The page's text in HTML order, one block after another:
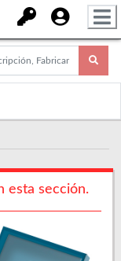
esta sección.